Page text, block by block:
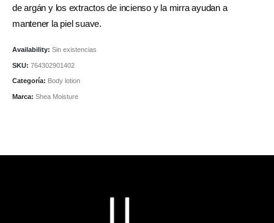
de argán y los extractos de incienso y la mirra ayudan a
mantener la piel suave.
Availability: Sin existencias
SKU: 764302901402
Categoría: Body lotion
Marca: Shea Moisture